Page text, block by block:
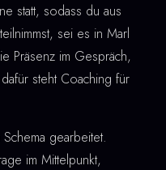
statt, sodass du aus
sei es in Marl
Präsenz im Gespräch,
steht Coaching für
gearbeitet.
im Mittelpunkt,